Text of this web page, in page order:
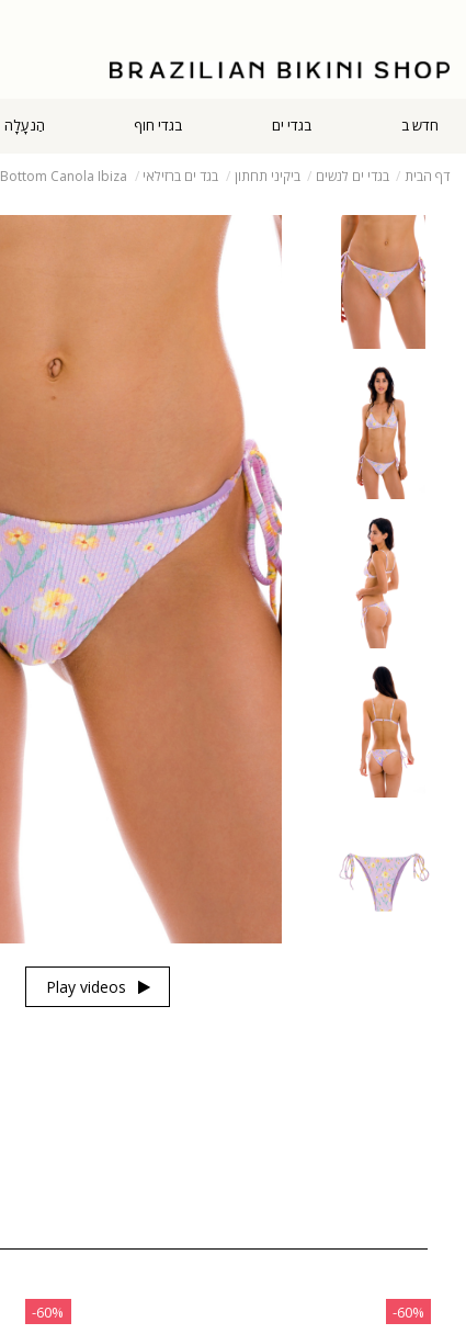
חדש ב בגדי ים בגדי חוף הַנעָלָה
דף הבית בגדי ים לנשים ביקיני תחתון בגד ים ברזילאי Bottom Canola Ibiza
‎-60%
‎-60%